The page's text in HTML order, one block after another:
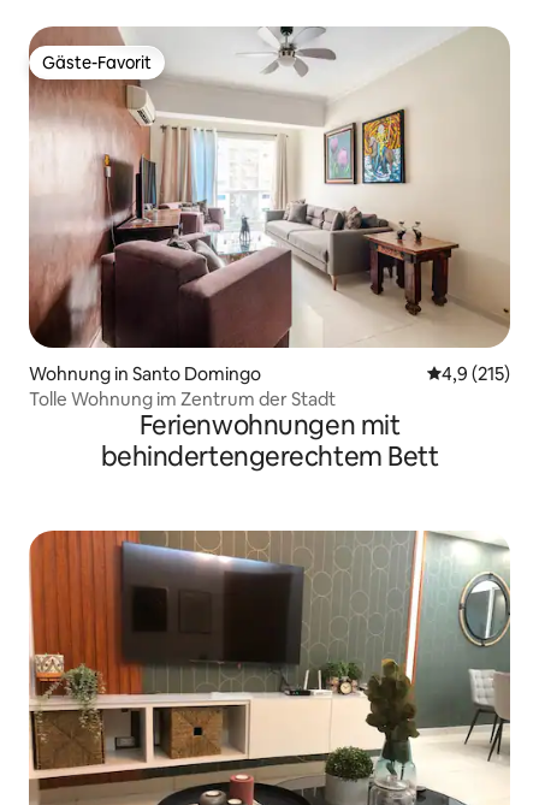
Gäste-Favorit
Gäste-Favorit
Wohnung in Santo Domingo
4,9 (215)
Tolle Wohnung im Zentrum der Stadt
Ferienwohnungen mit
behindertengerechtem Bett